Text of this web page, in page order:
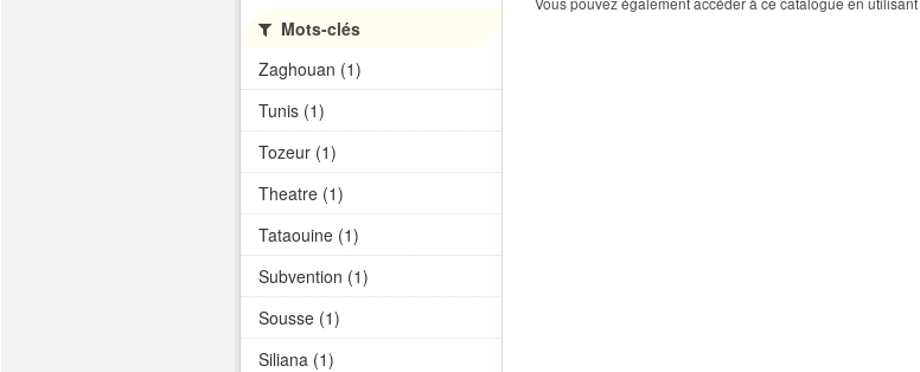
Mots-clés
Zaghouan (1)
Tunis (1)
Tozeur (1)
Theatre (1)
Tataouine (1)
Subvention (1)
Sousse (1)
Siliana (1)